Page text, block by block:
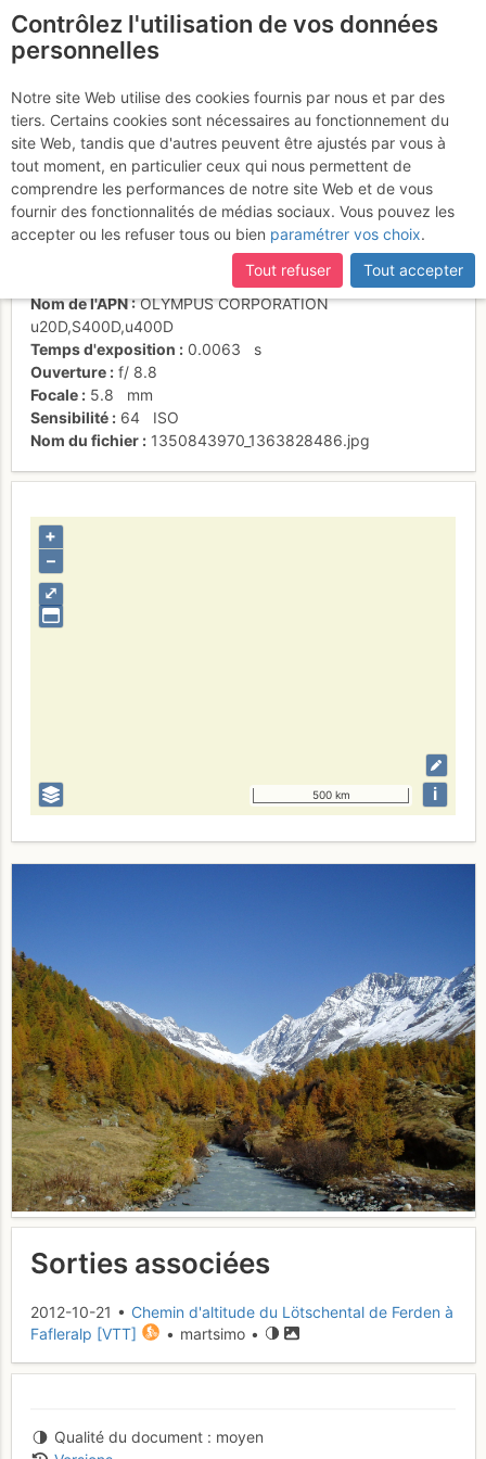
Gletscherstafel
Activités
Date/heure
30 nov. 1999 00:00
Contributeur
martsimo
individuel (CC by-nc-nd)
Nom de l'APN
OLYMPUS CORPORATION
u20D,S400D,u400D
Temps d'exposition
0.0063
s
Ouverture
f/ 8.8
Focale
5.8
mm
Sensibilité
64
ISO
Nom du fichier
1350843970_1363828486.jpg
⤢
+
–
500 km i
Sorties associées
2012-10-21 • Chemin d'altitude du Lötschental de Ferden à
Fafleralp [VTT]
• martsimo •
Qualité du document
moyen
Contrôlez l'utilisation de vos données
personnelles
Notre site Web utilise des cookies fournis par nous et par des
tiers. Certains cookies sont nécessaires au fonctionnement du
site Web, tandis que d'autres peuvent être ajustés par vous à
tout moment, en particulier ceux qui nous permettent de
comprendre les performances de notre site Web et de vous
fournir des fonctionnalités de médias sociaux. Vous pouvez les
accepter ou les refuser tous ou bien paramétrer vos choix.
Tout refuser
Tout accepter